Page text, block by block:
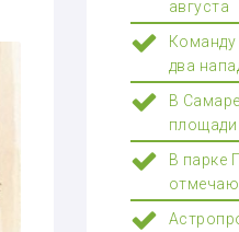
августа
два
В
площади
В парке